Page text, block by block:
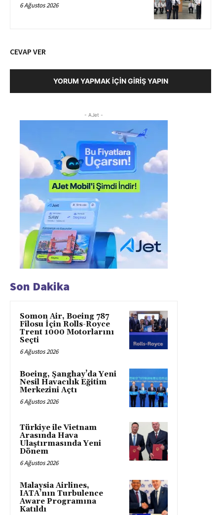
6 Ağustos 2026
CEVAP VER
YORUM YAPMAK İÇIN GIRIŞ YAPIN
- AJet -
Son Dakika
Somon Air, Boeing 787
Filosu İçin Rolls-Royce
Trent 1000 Motorlarını
Seçti
6 Ağustos 2026
Boeing, Şanghay’da Yeni
Nesil Havacılık Eğitim
Merkezini Açtı
6 Ağustos 2026
Türkiye ile Vietnam
Arasında Hava
Ulaştırmasında Yeni
Dönem
6 Ağustos 2026
Malaysia Airlines,
IATA’nın Turbulence
Aware Programına
Katıldı